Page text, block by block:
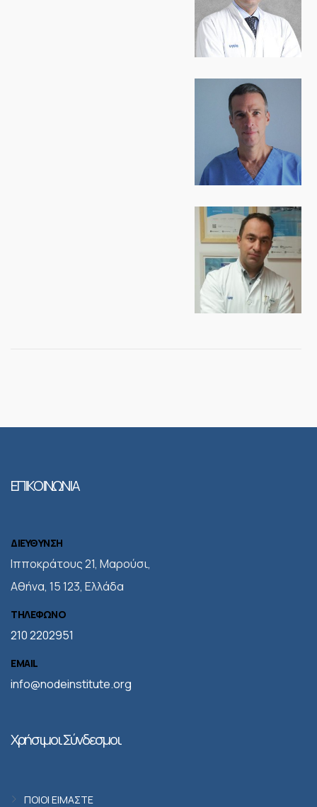
ΕΠΙΚΟΙΝΩΝΙΑ
ΔΙΕΥΘΥΝΣΗ
Iπποκράτους 21, Μαρούσι,
Αθήνα, 15 123, Ελλάδα
ΤΗΛΕΦΩΝΟ
210 2202951
EMAIL
info@nodeinstitute.org
Χρήσιμοι Σύνδεσμοι
ΠΟΙΟΙ ΕΙΜΑΣΤΕ